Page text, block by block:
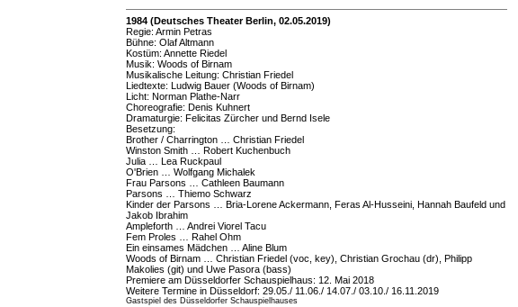
1984 (Deutsches Theater Berlin, 02.05.2019)
Regie: Armin Petras
Bühne: Olaf Altmann
Kostüm: Annette Riedel
Musik: Woods of Birnam
Musikalische Leitung: Christian Friedel
Liedtexte: Ludwig Bauer (Woods of Birnam)
Licht: Norman Plathe-Narr
Choreografie: Denis Kuhnert
Dramaturgie: Felicitas Zürcher und Bernd Isele
Besetzung:
Brother / Charrington … Christian Friedel
Winston Smith … Robert Kuchenbuch
Julia … Lea Ruckpaul
O'Brien … Wolfgang Michalek
Frau Parsons … Cathleen Baumann
Parsons … Thiemo Schwarz
Kinder der Parsons … Bria-Lorene Ackermann, Feras Al-Husseini, Hannah Baufeld und
Jakob Ibrahim
Ampleforth … Andrei Viorel Tacu
Fem Proles … Rahel Ohm
Ein einsames Mädchen … Aline Blum
Woods of Birnam … Christian Friedel (voc, key), Christian Grochau (dr), Philipp
Makolies (git) und Uwe Pasora (bass)
Premiere am Düsseldorfer Schauspielhaus: 12. Mai 2018
Weitere Termine in Düsseldorf: 29.05./ 11.06./ 14.07./ 03.10./ 16.11.2019
Gastspiel des Düsseldorfer Schauspielhauses